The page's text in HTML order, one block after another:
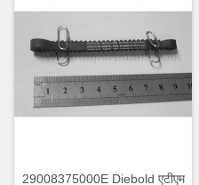
29008375000E Diebold एटीएम